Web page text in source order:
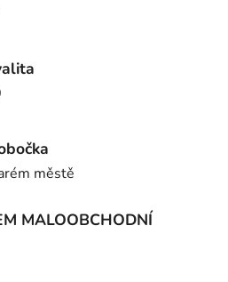
městě
MALOOBCHODNÍ